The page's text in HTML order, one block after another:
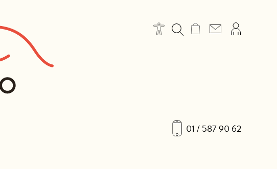
01 / 587 90 62